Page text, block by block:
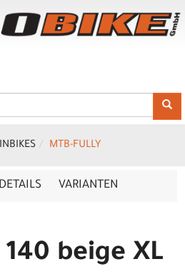
MTB-FULLY
VARIANTEN
140 beige XL